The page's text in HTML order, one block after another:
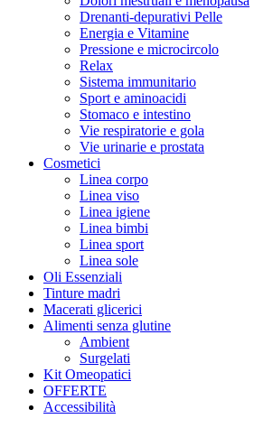
Drenanti-depurativi Pelle
Energia e Vitamine
Pressione e microcircolo
Relax
Sistema immunitario
Sport e aminoacidi
Stomaco e intestino
Vie respiratorie e gola
Vie urinarie e prostata
Cosmetici
Linea corpo
Linea viso
Linea igiene
Linea bimbi
Linea sport
Linea sole
Oli Essenziali
Tinture madri
Macerati glicerici
Alimenti senza glutine
Ambient
Surgelati
Kit Omeopatici
OFFERTE
Accessibilità